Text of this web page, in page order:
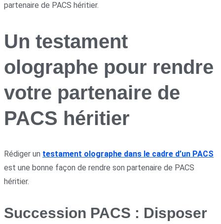
partenaire de PACS héritier.
Un testament
olographe pour rendre
votre partenaire de
PACS héritier
Rédiger un testament olographe dans le cadre d’un PACS
est une bonne façon de rendre son partenaire de PACS
héritier.
Succession PACS : Disposer